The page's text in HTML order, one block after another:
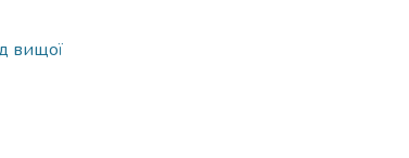
вищої